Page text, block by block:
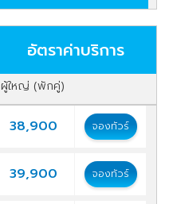
อัตราค่าบริการ
ผู้ใหญ่ (พักคู่)
38,900 จองทัวร์
39,900 จองทัวร์